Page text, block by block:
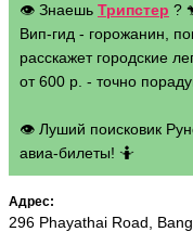
👁 Знаешь Трипстер ?
Вип-гид - горожанин,
расскажет городские
от 600 р. - точно
👁 Луший поисковик
авиа-билеты! 🤷
Адрес:
296 Phayathai Road,